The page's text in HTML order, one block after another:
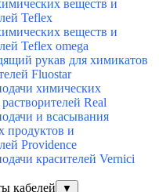
веществ и
Teflex
веществ и
Teflex omega
рукав для химикатов
Fluostar
химических
Real
и всасывания
продуктов и
Providence
красителей Vernici
кабелей
▼